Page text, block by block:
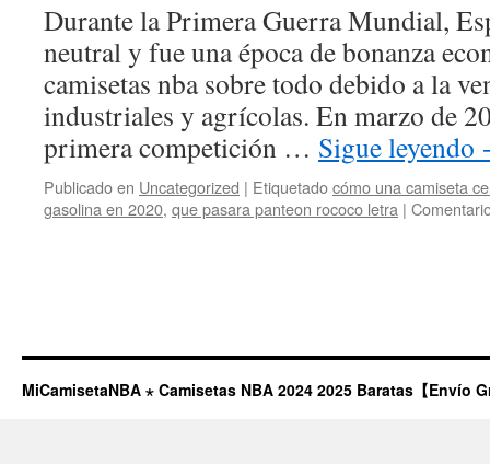
Durante la Primera Guerra Mundial,
neutral y fue una época de bonanza
camisetas nba sobre todo debido a la
industriales y agrícolas. En marzo de
primera competición … Sigue leyendo
Publicado en Uncategorized | Etiquetadocómo una camiseta
gasolina en 2020, que pasara panteon rococo letra |
MiCamisetaNBA ⋆ Camisetas NBA 2024 2025 Baratas【Envío